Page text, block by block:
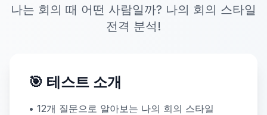
나는 회의 때 어떤 사람일까? 나의 회의 스타일
전격 분석!
🎯 테스트 소개
• 12개 질문으로 알아보는 나의 회의 스타일